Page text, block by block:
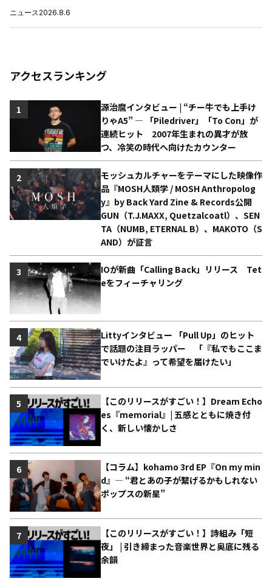
ニュース2026.8.6
アクセスランキング
源治麿インタビュー | “チー牛でも上手け
りゃA5” ― 「Piledriver」「To Con」が
連続ヒット 2007年生まれの異才が放
つ、冷笑の時代へ向けたカウンター
1
モッシュカルチャーをテーマにした映像作
品『MOSH人類学 / MOSH Anthropolog
y』by Back Yard Zine & Records公開
GUN（T.J.MAXX, Quetzalcoatl）、SEN
TA（NUMB, ETERNAL B）、MAKOTO（S
AND）が証言
2
IOが新曲「Calling Back」リリース Tet
eをフィーチャリング
3
Littyインタビュー 「Pull Up」のヒット
で話題の注目ラッパー 「『私でもここま
でいけたよ』って希望を届けたい」
4
【このリリースがすごい！】Dream Echo
es『memorial』| 五感とともに焼き付
く、新しい懐かしさ
5
【コラム】kohamo 3rd EP『On my min
d』― “君とあの子が繋げるかもしれない
ポップスの新星”
6
【このリリースがすごい！】詩組み「短
夜」 | 引き締まった音楽世界と奥底に残る
余韻
7